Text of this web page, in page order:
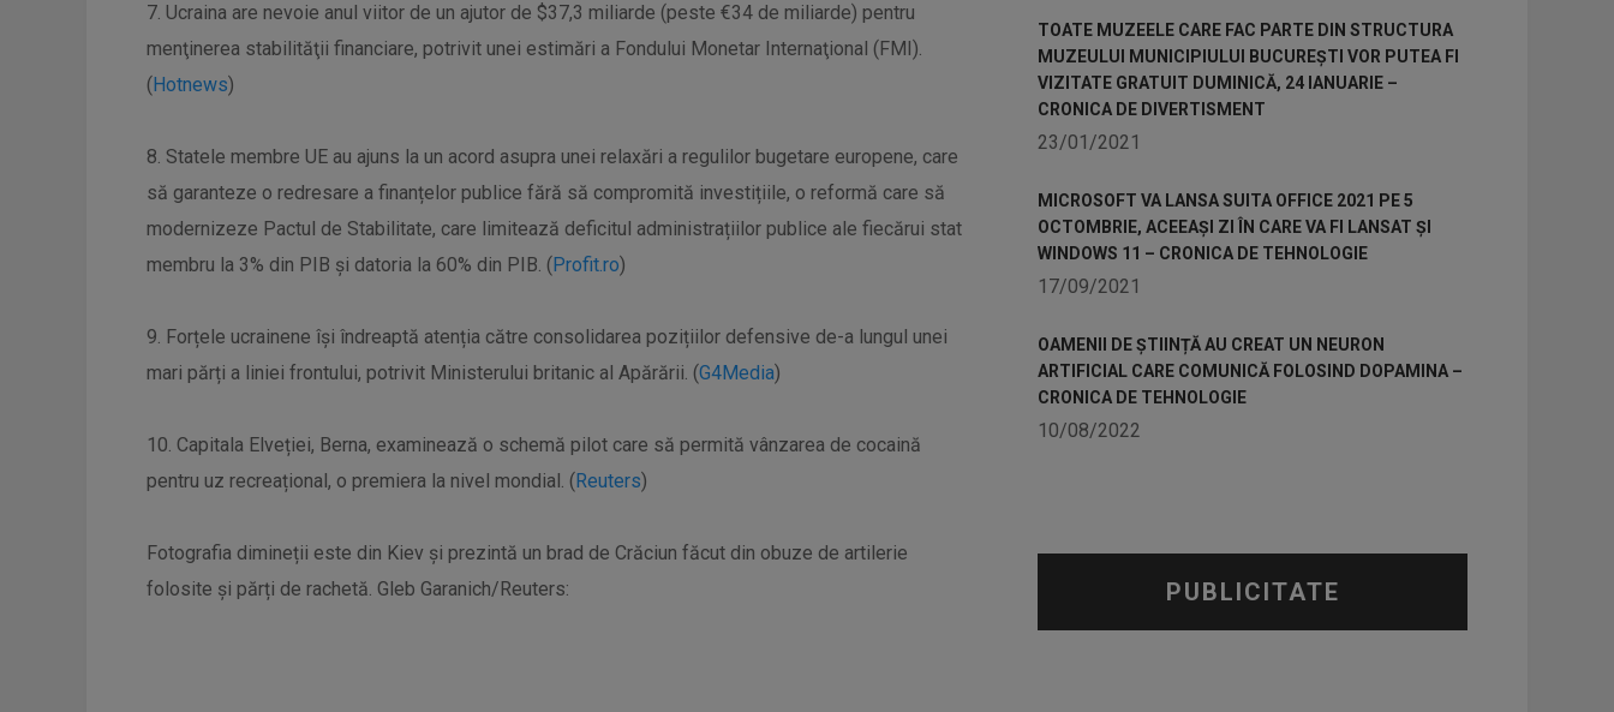
7. Ucraina are nevoie anul viitor de un ajutor de $37,3 miliarde (peste €34 de miliarde) pentru
menţinerea stabilităţii financiare, potrivit unei estimări a Fondului Monetar Internaţional (FMI).
(Hotnews)
8. Statele membre UE au ajuns la un acord asupra unei relaxări a regulilor bugetare europene, care
să garanteze o redresare a finanțelor publice fără să compromită investițiile, o reformă care să
modernizeze Pactul de Stabilitate, care limitează deficitul administrațiilor publice ale fiecărui stat
membru la 3% din PIB și datoria la 60% din PIB. (Profit.ro)
9. Forțele ucrainene își îndreaptă atenția către consolidarea pozițiilor defensive de-a lungul unei
mari părți a liniei frontului, potrivit Ministerului britanic al Apărării. (G4Media)
10. Capitala Elveției, Berna, examinează o schemă pilot care să permită vânzarea de cocaină
pentru uz recreațional, o premiera la nivel mondial. (Reuters)
Fotografia dimineții este din Kiev și prezintă un brad de Crăciun făcut din obuze de artilerie
folosite și părți de rachetă. Gleb Garanich/Reuters:
TOATE MUZEELE CARE FAC PARTE DIN STRUCTURA
MUZEULUI MUNICIPIULUI BUCUREȘTI VOR PUTEA FI
VIZITATE GRATUIT DUMINICĂ, 24 IANUARIE –
CRONICA DE DIVERTISMENT
23/01/2021
MICROSOFT VA LANSA SUITA OFFICE 2021 PE 5
OCTOMBRIE, ACEEAȘI ZI ÎN CARE VA FI LANSAT ȘI
WINDOWS 11 – CRONICA DE TEHNOLOGIE
17/09/2021
OAMENII DE ȘTIINȚĂ AU CREAT UN NEURON
ARTIFICIAL CARE COMUNICĂ FOLOSIND DOPAMINA –
CRONICA DE TEHNOLOGIE
10/08/2022
PUBLICITATE